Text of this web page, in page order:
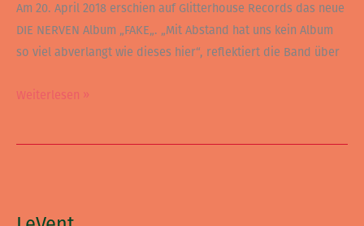
Am 20. April 2018 erschien auf Glitterhouse Records das neue
DIE NERVEN Album „FAKE„. „Mit Abstand hat uns kein Album
so viel abverlangt wie dieses hier“, reflektiert die Band über
Weiterlesen »